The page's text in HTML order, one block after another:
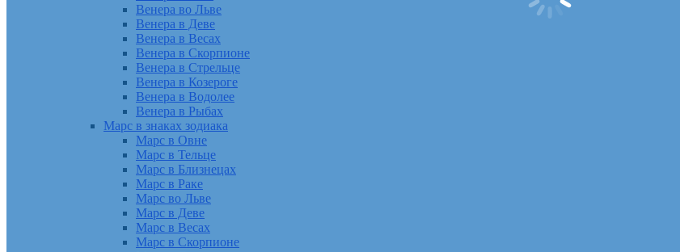
Венера во Льве
Венера в Деве
Венера в Весах
Венера в Скорпионе
Венера в Стрельце
Венера в Козероге
Венера в Водолее
Венера в Рыбах
Марс в знаках зодиака
Марс в Овне
Марс в Тельце
Марс в Близнецах
Марс в Раке
Марс во Льве
Марс в Деве
Марс в Весах
Марс в Скорпионе